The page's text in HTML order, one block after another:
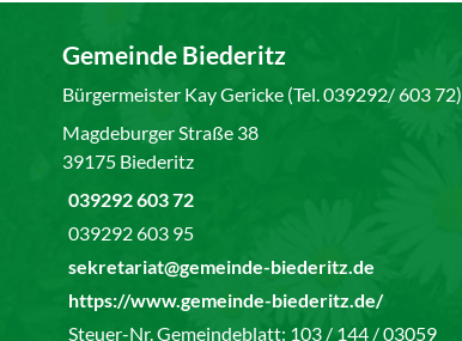
Gemeinde Biederitz
Bürgermeister Kay Gericke (Tel. 039292/ 603 72)
Magdeburger Straße 38
39175 Biederitz
039292 603 72
039292 603 95
sekretariat@gemeinde-biederitz.de
https://www.gemeinde-biederitz.de/
Steuer-Nr. Gemeindeblatt: 103 / 144 / 03059